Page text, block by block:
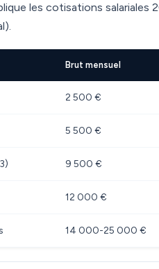
les cotisations salariales
Brut mensuel
2 500 €
5 500 €
9 500 €
12 000 €
14 000-25 000 €